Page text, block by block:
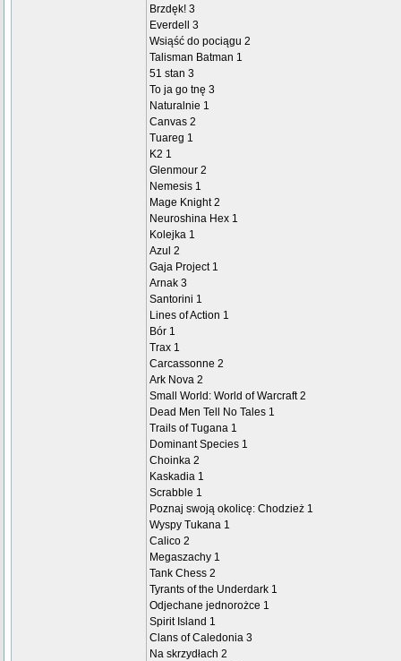
Brzdęk! 3
Everdell 3
Wsiąść do pociągu 2
Talisman Batman 1
51 stan 3
To ja go tnę 3
Naturalnie 1
Canvas 2
Tuareg 1
K2 1
Glenmour 2
Nemesis 1
Mage Knight 2
Neuroshina Hex 1
Kolejka 1
Azul 2
Gaja Project 1
Arnak 3
Santorini 1
Lines of Action 1
Bór 1
Trax 1
Carcassonne 2
Ark Nova 2
Small World: World of Warcraft 2
Dead Men Tell No Tales 1
Trails of Tugana 1
Dominant Species 1
Choinka 2
Kaskadia 1
Scrabble 1
Poznaj swoją okolicę: Chodzież 1
Wyspy Tukana 1
Calico 2
Megaszachy 1
Tank Chess 2
Tyrants of the Underdark 1
Odjechane jednorożce 1
Spirit Island 1
Clans of Caledonia 3
Na skrzydłach 2